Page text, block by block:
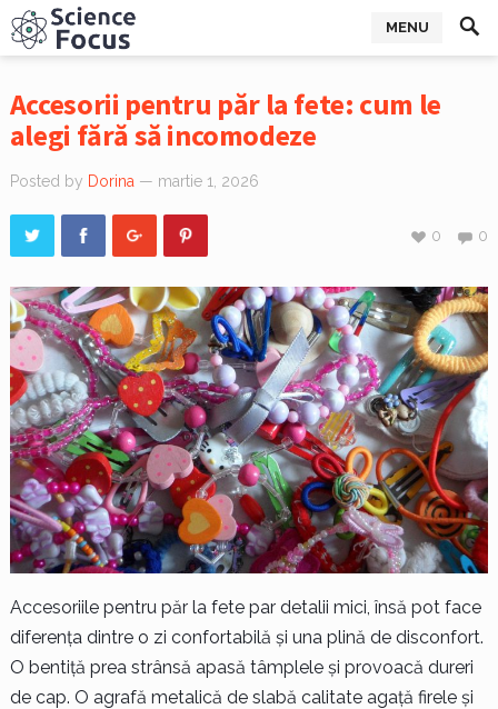
MENU
Accesorii pentru păr la fete: cum le
alegi fără să incomodeze
Posted by Dorina — martie 1, 2026
0
0
Accesoriile pentru păr la fete par detalii mici, însă pot face
diferența dintre o zi confortabilă și una plină de disconfort.
O bentiță prea strânsă apasă tâmplele și provoacă dureri
de cap. O agrafă metalică de slabă calitate agață firele și